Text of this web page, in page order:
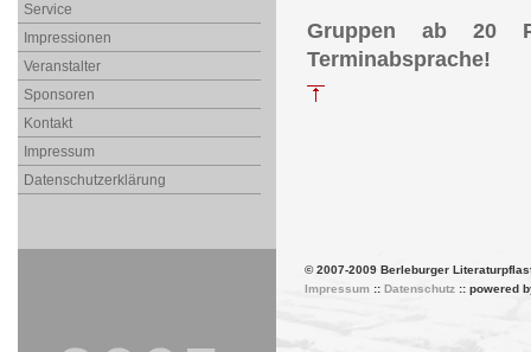
Gruppen ab 20
Terminabsprache!
Service
Impressionen
Veranstalter
Sponsoren
Kontakt
Impressum
Datenschutzerklärung
© 2007-2009 Berleburger
Impressum:: Datenschutz:: powered